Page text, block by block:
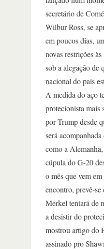
secretário de
Wilbur Ross, se
em poucos dias,
novas restrições
sob a alegação de
nacional do país
A medida do aço
protecionista mais
por Trump desde
será
como a
cúpula do G-20
o mês que vem
encontro, prevê-
Merkel tentará de
a desistir do
mostrou artigo do
assinado pro